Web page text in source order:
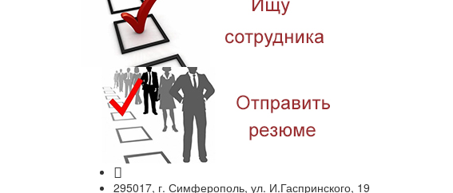
295017, г. Симферополь, ул. И.Гаспринского, 19